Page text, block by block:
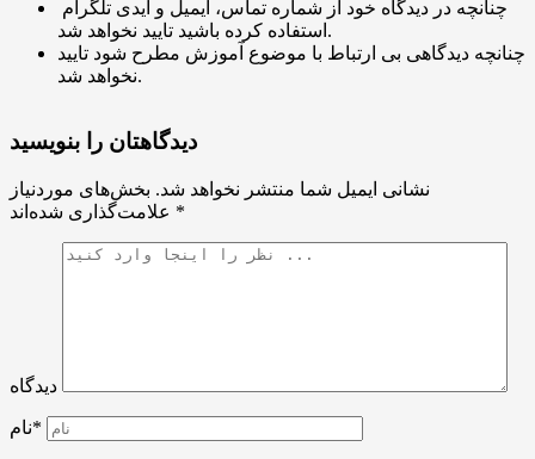
استفاده کرده باشید تایید نخواهد شد.
چنانچه دیدگاهی بی ارتباط با موضوع آموزش مطرح شود تایید
نخواهد شد.
دیدگاهتان را بنویسید
نشانی ایمیل شما منتشر نخواهد شد. بخش‌های موردنیاز
*
دیدگاه
نام*